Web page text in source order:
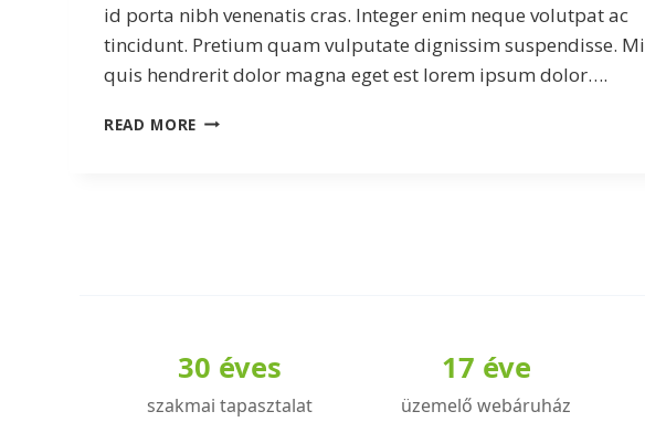
id porta nibh venenatis cras. Integer enim neque volutpat ac
tincidunt. Pretium quam vulputate dignissim suspendisse. Mi
quis hendrerit dolor magna eget est lorem ipsum dolor….
READ MORE WHY
30 éves
szakmai tapasztalat
17 éve
üzemelő webáruház